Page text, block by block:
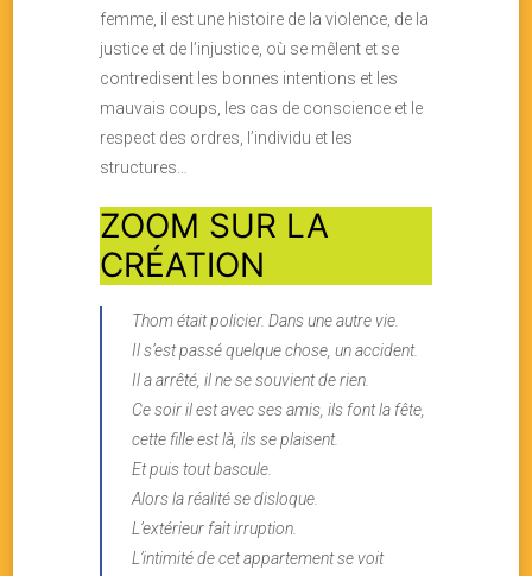
femme, il est une histoire de la violence, de la
justice et de l’injustice, où se mêlent et se
contredisent les bonnes intentions et les
mauvais coups, les cas de conscience et le
respect des ordres, l’individu et les
structures…
ZOOM SUR LA
CRÉATION
Thom était policier. Dans une autre vie.
Il s’est passé quelque chose, un accident.
Il a arrêté, il ne se souvient de rien.
Ce soir il est avec ses amis, ils font la fête,
cette fille est là, ils se plaisent.
Et puis tout bascule.
Alors la réalité se disloque.
L’extérieur fait irruption.
L’intimité de cet appartement se voit